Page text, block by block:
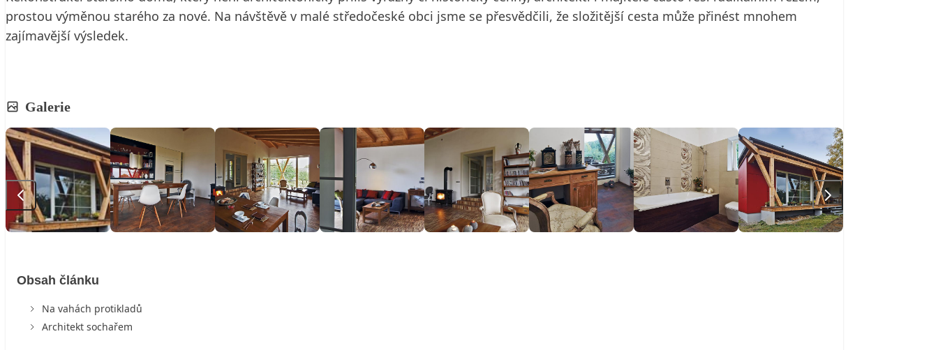
prostou výměnou starého za nové. Na návštěvě v malé středočeské obci jsme se přesvědčili, že složitější cesta může přinést mnohem
zajímavější výsledek.
Galerie
Obsah článku
Na vahách protikladů
Architekt sochařem